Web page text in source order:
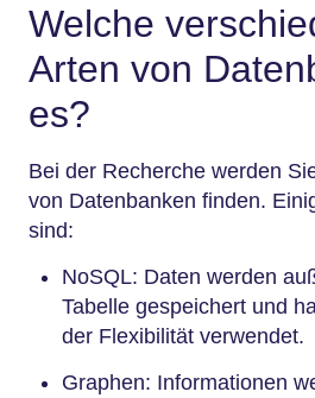
Welche
Arten von
es?
Bei der Recherche werden
von Datenbanken finden.
sind:
NoSQL: Daten werden
Tabelle gespeichert und
der Flexibilität verwendet.
Graphen: Informationen